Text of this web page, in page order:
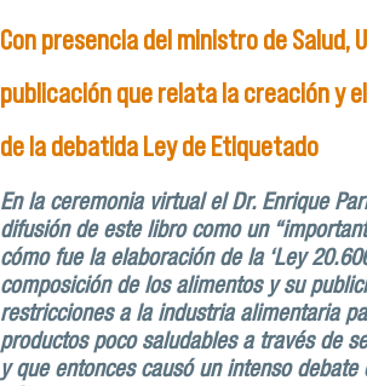
Con presencia del ministro de Salud,
publicación que relata la creación y
de la debatida Ley de Etiquetado
En la ceremonia virtual el Dr. Enrique
difusión de este libro como un
cómo fue la elaboración de la ‘Ley
composición de los alimentos y su
restricciones a la industria alimentaria
productos poco saludables a través de
y que entonces causó un intenso debate